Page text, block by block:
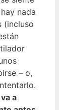
nada
(incluso
– o,
a